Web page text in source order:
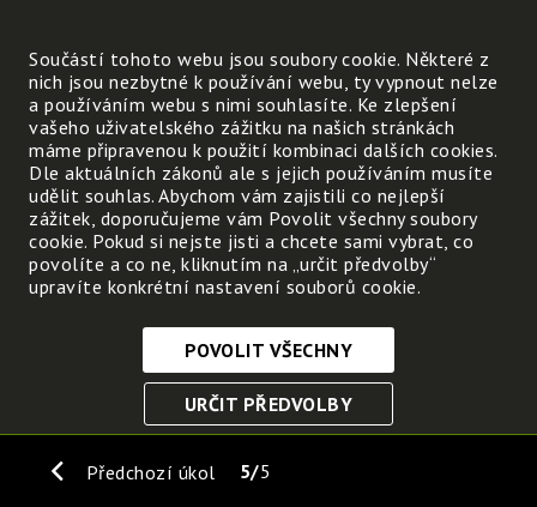
1. Zmenšený model planety Země:
2. V pořadí 3. planeta sluneční soustavy:
3. Přístroj, kterým určujeme světové
4. Slovo souznačné pro vesmírná tělesa
5. Nejdelší rovnoběžka na planetě Zemi:
6. Věda zabývající se počasím a jeho
7. Velmi rychlý pohyb vzduchu, který
Předchozí úkol 5 5
Součástí tohoto webu jsou soubory cookie. Některé z
nich jsou nezbytné k používání webu, ty vypnout nelze
a používáním webu s nimi souhlasíte. Ke zlepšení
vašeho uživatelského zážitku na našich stránkách
máme připravenou k použití kombinaci dalších cookies.
Dle aktuálních zákonů ale s jejich používáním musíte
udělit souhlas. Abychom vám zajistili co nejlepší
zážitek, doporučujeme vám Povolit všechny soubory
cookie. Pokud si nejste jisti a chcete sami vybrat, co
povolíte a co ne, kliknutím na „určit předvolby“
upravíte konkrétní nastavení souborů cookie.
Nezbytně nutné cookies
Tyto soubory cookie jsou nezbytné, abyste se mohli
funkce. Bez těchto cookies by webové stránky
POVOLIT VŠECHNY
URČIT PŘEDVOLBY